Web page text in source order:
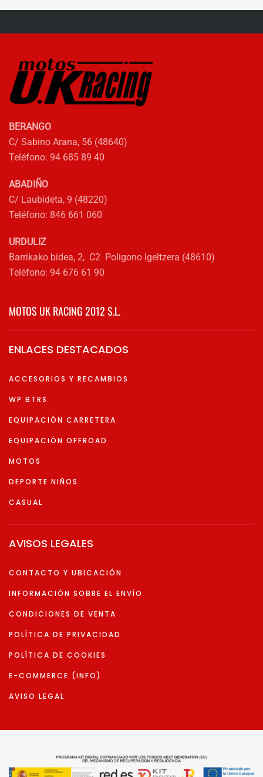
BERANGO
C/ Sabino Arana, 56 (48640)
Teléfono: 94 685 89 40
ABADIÑO
C/ Laubideta, 9 (48220)
Teléfono: 846 661 060
URDULIZ
Barrikako bidea, 2, C2 Poligono Igeltzera (48610)
Teléfono: 94 676 61 90
MOTOS UK RACING 2012 S.L.
ENLACES DESTACADOS
ACCESORIOS Y RECAMBIOS
WP BTRS
EQUIPACIÓN CARRETERA
EQUIPACIÓN OFFROAD
MOTOS
DEPORTE NIÑOS
CASUAL
AVISOS LEGALES
CONTACTO Y UBICACIÓN
INFORMACIÓN SOBRE EL ENVÍO
CONDICIONES DE VENTA
POLÍTICA DE PRIVACIDAD
POLÍTICA DE COOKIES
E-COMMERCE (INFO)
AVISO LEGAL